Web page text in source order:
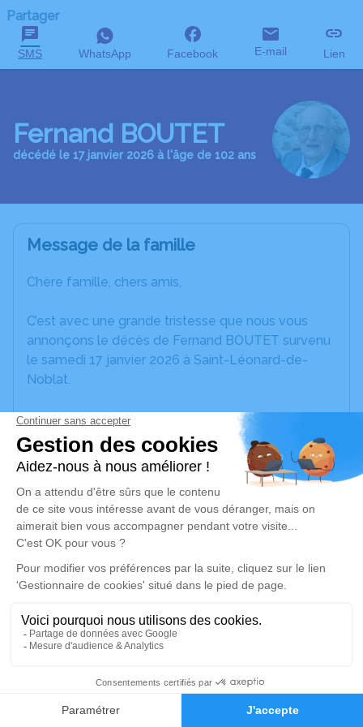
Faire-part Hommages
Partager
SMS WhatsApp Facebook E-mail Lien
Fernand BOUTET
décédé le 17 janvier 2026 à l'âge de 102 ans
Message de la famille
Chère famille, chers amis,
C’est avec une grande tristesse que nous vous
annonçons le décès de Fernand BOUTET survenu
le samedi 17 janvier 2026 à Saint-Léonard-de-
Noblat.
Nous vous invitons à utiliser cet espace pour
laisser vos condoléances, partager des photos
souvenirs, une anecdote ou exprimer vos pensées
à travers des poèmes ou des textes. Cet endroit
est un lieu d'expression dédié à honorer la
mémoire de Fernand BOUTET.
Un service de plantation d’arbre hommage est
disponible ici.
Ce service se déroulera dans l'intimité